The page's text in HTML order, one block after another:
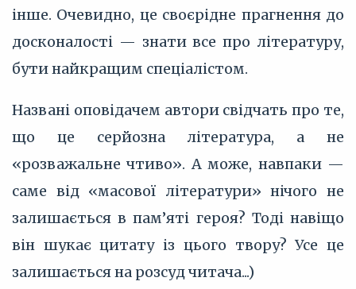
інше. Очевидно, це своєрідне прагнення до
досконалості — знати все про літературу,
бути найкращим спеціалістом.
Названі оповідачем автори свідчать про те,
що це серйозна література, а не
«розважальне чтиво». А може, навпаки —
саме від «масової літератури» нічого не
залишається в пам’яті героя? Тоді навіщо
він шукає цитату із цього твору? Усе це
залишається на розсуд читача...)